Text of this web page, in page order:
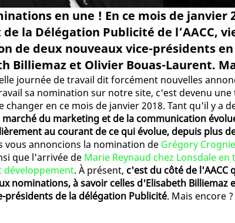
en une ! En ce mois de janvier
la Délégation Publicité de l’AACC,
de deux nouveaux vice-présidents
Billiemaz et Olivier Bouas-Laurent.
journée de travail dit forcément nouvelles
sa nomination sur notre site, c'est devenu
changer en ce mois de janvier 2018. Tant qu'il y a
du marketing et de la communication
au courant de ce qui évolue, depuis plus
vous annoncions la nomination de Grégory
que l'arrivée de Marie Reynaud chez Lonsdale
développement. À présent, c'est du côté de l'AACC
nominations, à savoir celles d'Elisabeth Billiemaz
présidents de la délégation Publicité. Mais encore ?